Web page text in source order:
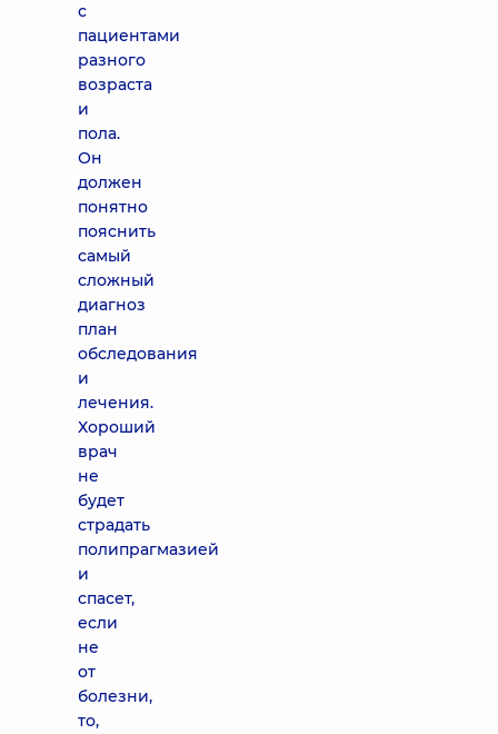
с
пациентами
разного
возраста
и
пола.
Он
должен
понятно
пояснить
самый
сложный
диагноз
план
обследования
и
лечения.
Хороший
врач
не
будет
страдать
полипрагмазией
и
спасет,
если
не
от
болезни,
то,